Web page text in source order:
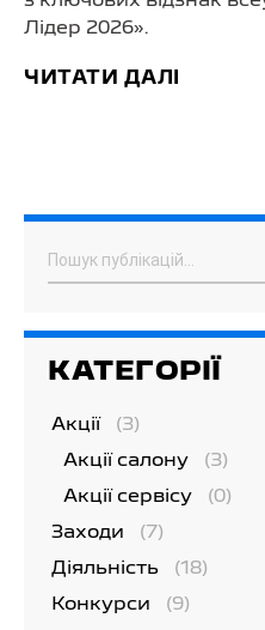
Лідер 2026».
ЧИТАТИ ДАЛІ
КАТЕГОРІЇ
Акції (3)
Акції салону (3)
Акції сервісу (0)
Заходи (7)
Діяльність (18)
Конкурси (9)